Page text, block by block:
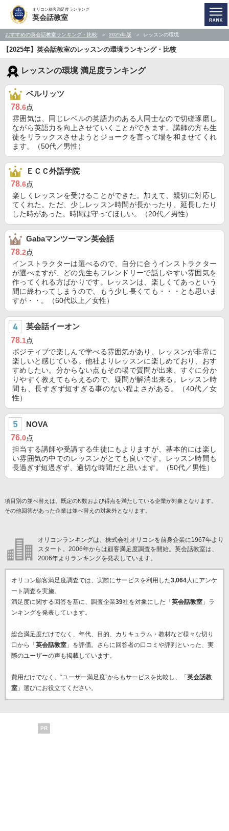
オリコン顧客満足度ランキング
英会話教室
おすすめの英会話教室ランキング・比較 2025年版 レッスンの環境
【2025年】英会話教室のレッスンの環境ランキング・比較
レッスンの環境 満足度ランキング
ベルリッツ
78.6点
雰囲気は、同じレベルの英語力のある人同士なので切磋琢磨し
ながら英語力を向上させていくことができます。講師の方も生
徒をリラックスさせようとジョークを言って場を和ませてくれ
ます。（50代／男性）
ＥＣＣ外語学院
78.6点
楽しくレッスンを受けることができた。加えて、親切に対応し
てくれた。ただ、少しレッスン時間が長かったり、延長したり
した時があった。時間は守ってほしい。（20代／男性）
Gabaマンツーマン英会話
78.2点
インストラクターは選べるので、自分に合うインストラクター
が選べますが、どの先生もフレンドリーで話しやすい雰囲気を
作ってくれる方ばかりです。レッスンは、楽しくてあっという
間に終わってしまうので、もう少し長くても・・・とも思いま
すが・・。（60代以上／女性）
英会話イーオン
78.1点
ポジティブで楽しんで学べる雰囲気があり、レッスンが非常に
楽しいと感じている。他社よりレッスンに楽しめており、おす
すめしたい。分からない点もその場で質問が出来、すぐに分か
りやすく教えてもらえるので、疑問が解消出来る。レッスン時
間も、長すぎず短すぎる事のない程よさがある。（40代／女
性）
NOVA
76.0点
担当する講師や受講する生徒にもよりますが、基本的には楽し
い雰囲気の中でのレッスンがとても良いです。レッスン時間も
長過ぎず短過ぎず、適切な時間だと思います。（50代／男性）
項目別の並べ替えは、既定のN数および得点を満たしている企業が対象となります。
その他回答があった企業は並べ替えの対象外となります。
オリコンランキングは、株式会社オリコンを前身企業に1967年より
スタート。2006年からは顧客満足度調査を開始。英会話教室は、
2006年よりランキングを発表しています。
オリコン顧客満足度調査では、実際にサービスを利用した3,064人にアンケ
ート調査を実施。
満足度に関する回答を基に、調査企業39社を対象にした「 英会話教室」ラ
ンキングを発表しています。
総合満足度だけでなく、年代、目的、カリキュラム・教材など様々な切り
口から「 英会話教室」を評価。さらに回答者の口コミや評判といった、実
際のユーザーの声も掲載しています。
費用だけでなく、“ユーザー満足度”からもサービスを比較し、「 英会話教
室」選びにお役立てください。
PR